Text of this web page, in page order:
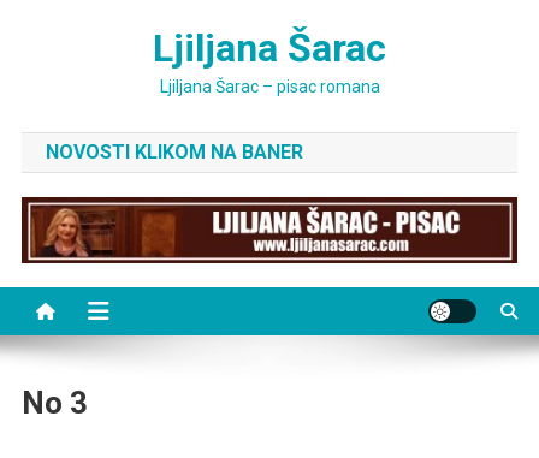
Ljiljana Šarac
Ljiljana Šarac – pisac romana
NOVOSTI KLIKOM NA BANER
No 3